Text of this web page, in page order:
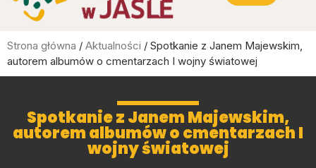
Strona główna / Aktualności / Spotkanie z Janem Majewskim,
autorem albumów o cmentarzach I wojny światowej
Spotkanie z Janem Majewskim,
autorem albumów o cmentarzach I
wojny światowej